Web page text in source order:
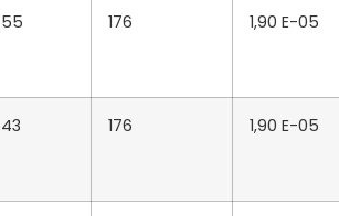
55 176 1,90 E-05
43 176 1,90 E-05